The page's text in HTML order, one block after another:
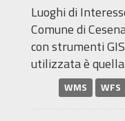
Luoghi di
Comune di
con strumenti
utilizzata è
WMS WFS